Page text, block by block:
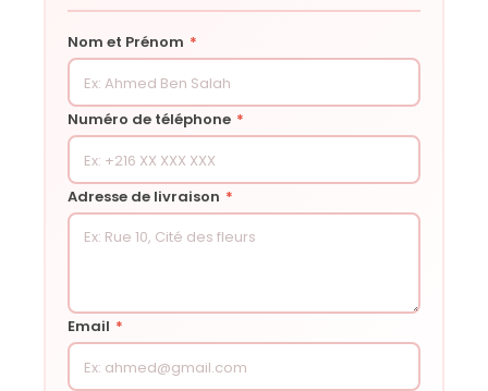
Nom et Prénom *
Numéro de téléphone *
Adresse de livraison *
Email *